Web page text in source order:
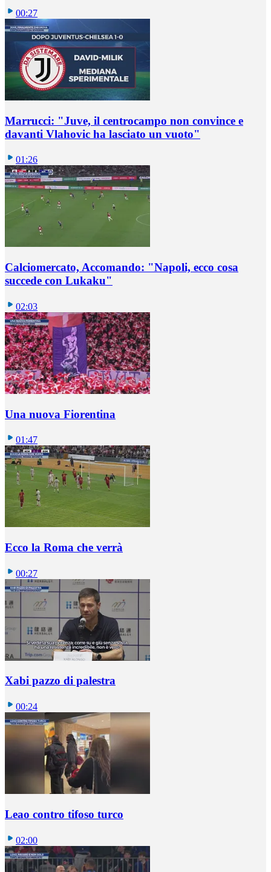
00:27
Marrucci: "Juve, il centrocampo non convince e
davanti Vlahovic ha lasciato un vuoto"
01:26
Calciomercato, Accomando: "Napoli, ecco cosa
succede con Lukaku"
02:03
Una nuova Fiorentina
01:47
Ecco la Roma che verrà
00:27
Xabi pazzo di palestra
00:24
Leao contro tifoso turco
02:00